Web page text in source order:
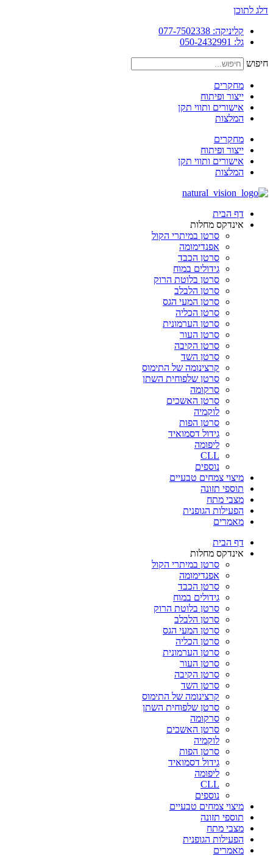
דלג לתוכן
קליניקה: 077-7502338
גל: 050-2432991
חיפוש
מחקרים
ייצור ופיתוח
אישורים ותווי תקן
המלצות
מחקרים
ייצור ופיתוח
אישורים ותווי תקן
המלצות
דף הבית
אינדקס מחלות
סרטן במיתרי הקול
אפנדימומה
סרטן הכבד
גידולים במוח
סרטן בלוטת הרוק
סרטן הלבלב
סרטן המעי הגס
סרטן הכליה
סרטן הערמונית
סרטן העור
סרטן הקיבה
סרטן השד
קרצינומה של התימוס
סרטן שלפוחית השתן
סרקומה
סרטן האשכים
לוקמיה
סרטן הפות
גידול דסמואיד
ליפומה
CLL
נוספים
מיצוי צמחים טבעיים
תוספי תזונה
מצבי מתח
הפעילות הגופנית
מאמרים
דף הבית
אינדקס מחלות
סרטן במיתרי הקול
אפנדימומה
סרטן הכבד
גידולים במוח
סרטן בלוטת הרוק
סרטן הלבלב
סרטן המעי הגס
סרטן הכליה
סרטן הערמונית
סרטן העור
סרטן הקיבה
סרטן השד
קרצינומה של התימוס
סרטן שלפוחית השתן
סרקומה
סרטן האשכים
לוקמיה
סרטן הפות
גידול דסמואיד
ליפומה
CLL
נוספים
מיצוי צמחים טבעיים
תוספי תזונה
מצבי מתח
הפעילות הגופנית
מאמרים